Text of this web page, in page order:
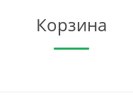
Корзина